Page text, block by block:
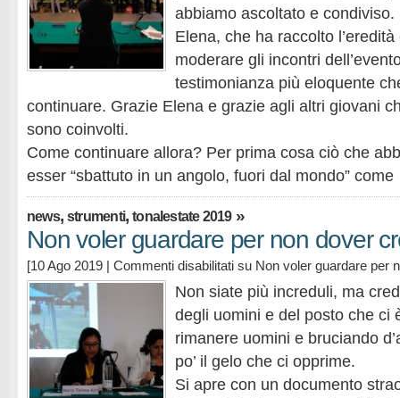
abbiamo ascoltato e condiviso.
Elena, che ha raccolto
moderare gli incontri
testimonianza più eloquente
continuare. Grazie Elena e grazie agli altri giovani
sono coinvolti.
Come continuare allora? Per prima cosa ciò che
esser “sbattuto in un angolo, fuori dal mondo”
news,strumenti,tonalestate 2019»
Non voler guardare per non dover
[10 Ago 2019 | Commenti disabilitati su Non voler guardare per
Non siate più increduli, ma
degli uomini e del posto che ci
rimanere uomini e bruciando
po’ il gelo che ci opprime.
Si apre con un documento